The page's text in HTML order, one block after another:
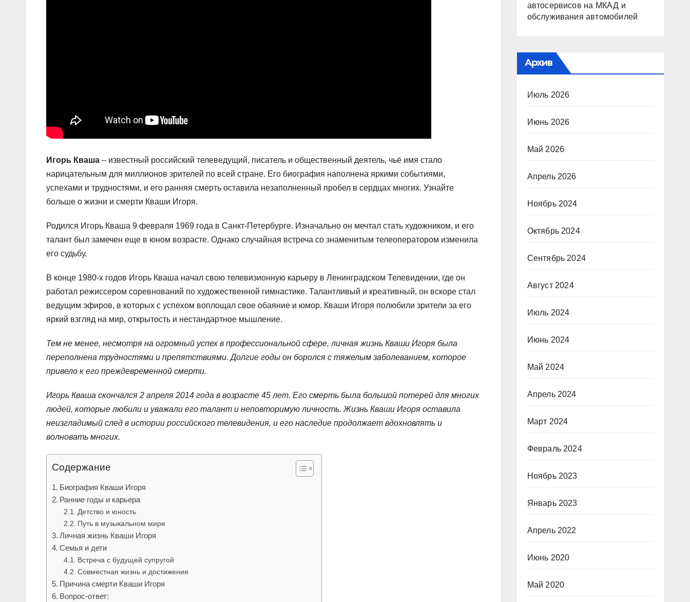
Игорь Кваша – известный российский телеведущий, писатель и общественный деятель, чьё имя стало
нарицательным для миллионов зрителей по всей стране. Его биография наполнена яркими событиями,
успехами и трудностями, и его ранняя смерть оставила незаполненный пробел в сердцах многих. Узнайте
больше о жизни и смерти Кваши Игоря.
Родился Игорь Кваша 9 февраля 1969 года в Санкт-Петербурге. Изначально он мечтал стать художником, и его
талант был замечен еще в юном возрасте. Однако случайная встреча со знаменитым телеоператором изменила
его судьбу.
В конце 1980-х годов Игорь Кваша начал свою телевизионную карьеру в Ленинградском Телевидении, где он
работал режиссером соревнований по художественной гимнастике. Талантливый и креативный, он вскоре стал
ведущим эфиров, в которых с успехом воплощал свое обаяние и юмор. Кваши Игоря полюбили зрители за его
яркий взгляд на мир, открытость и нестандартное мышление.
Тем не менее, несмотря на огромный успех в профессиональной сфере, личная жизнь Кваши Игоря была
переполнена трудностями и препятствиями. Долгие годы он боролся с тяжелым заболеванием, которое
привело к его преждевременной смерти.
Игорь Кваша скончался 2 апреля 2014 года в возрасте 45 лет. Его смерть была большой потерей для многих
людей, которые любили и уважали его талант и неповторимую личность. Жизнь Кваши Игоря оставила
неизгладимый след в истории российского телевидения, и его наследие продолжает вдохновлять и
волновать многих.
Содержание
Биография Кваши Игоря
Ранние годы и карьера
Детство и юность
Путь в музыкальном мире
Личная жизнь Кваши Игоря
Семья и дети
Встреча с будущей супругой
Совместная жизнь и достижения
Причина смерти Кваши Игоря
Вопрос-ответ:
автосервисов на МКАД и
обслуживания автомобилей
Архив
Июль 2026
Июнь 2026
Май 2026
Апрель 2026
Ноябрь 2024
Октябрь 2024
Сентябрь 2024
Август 2024
Июль 2024
Июнь 2024
Май 2024
Апрель 2024
Март 2024
Февраль 2024
Ноябрь 2023
Январь 2023
Апрель 2022
Июнь 2020
Май 2020